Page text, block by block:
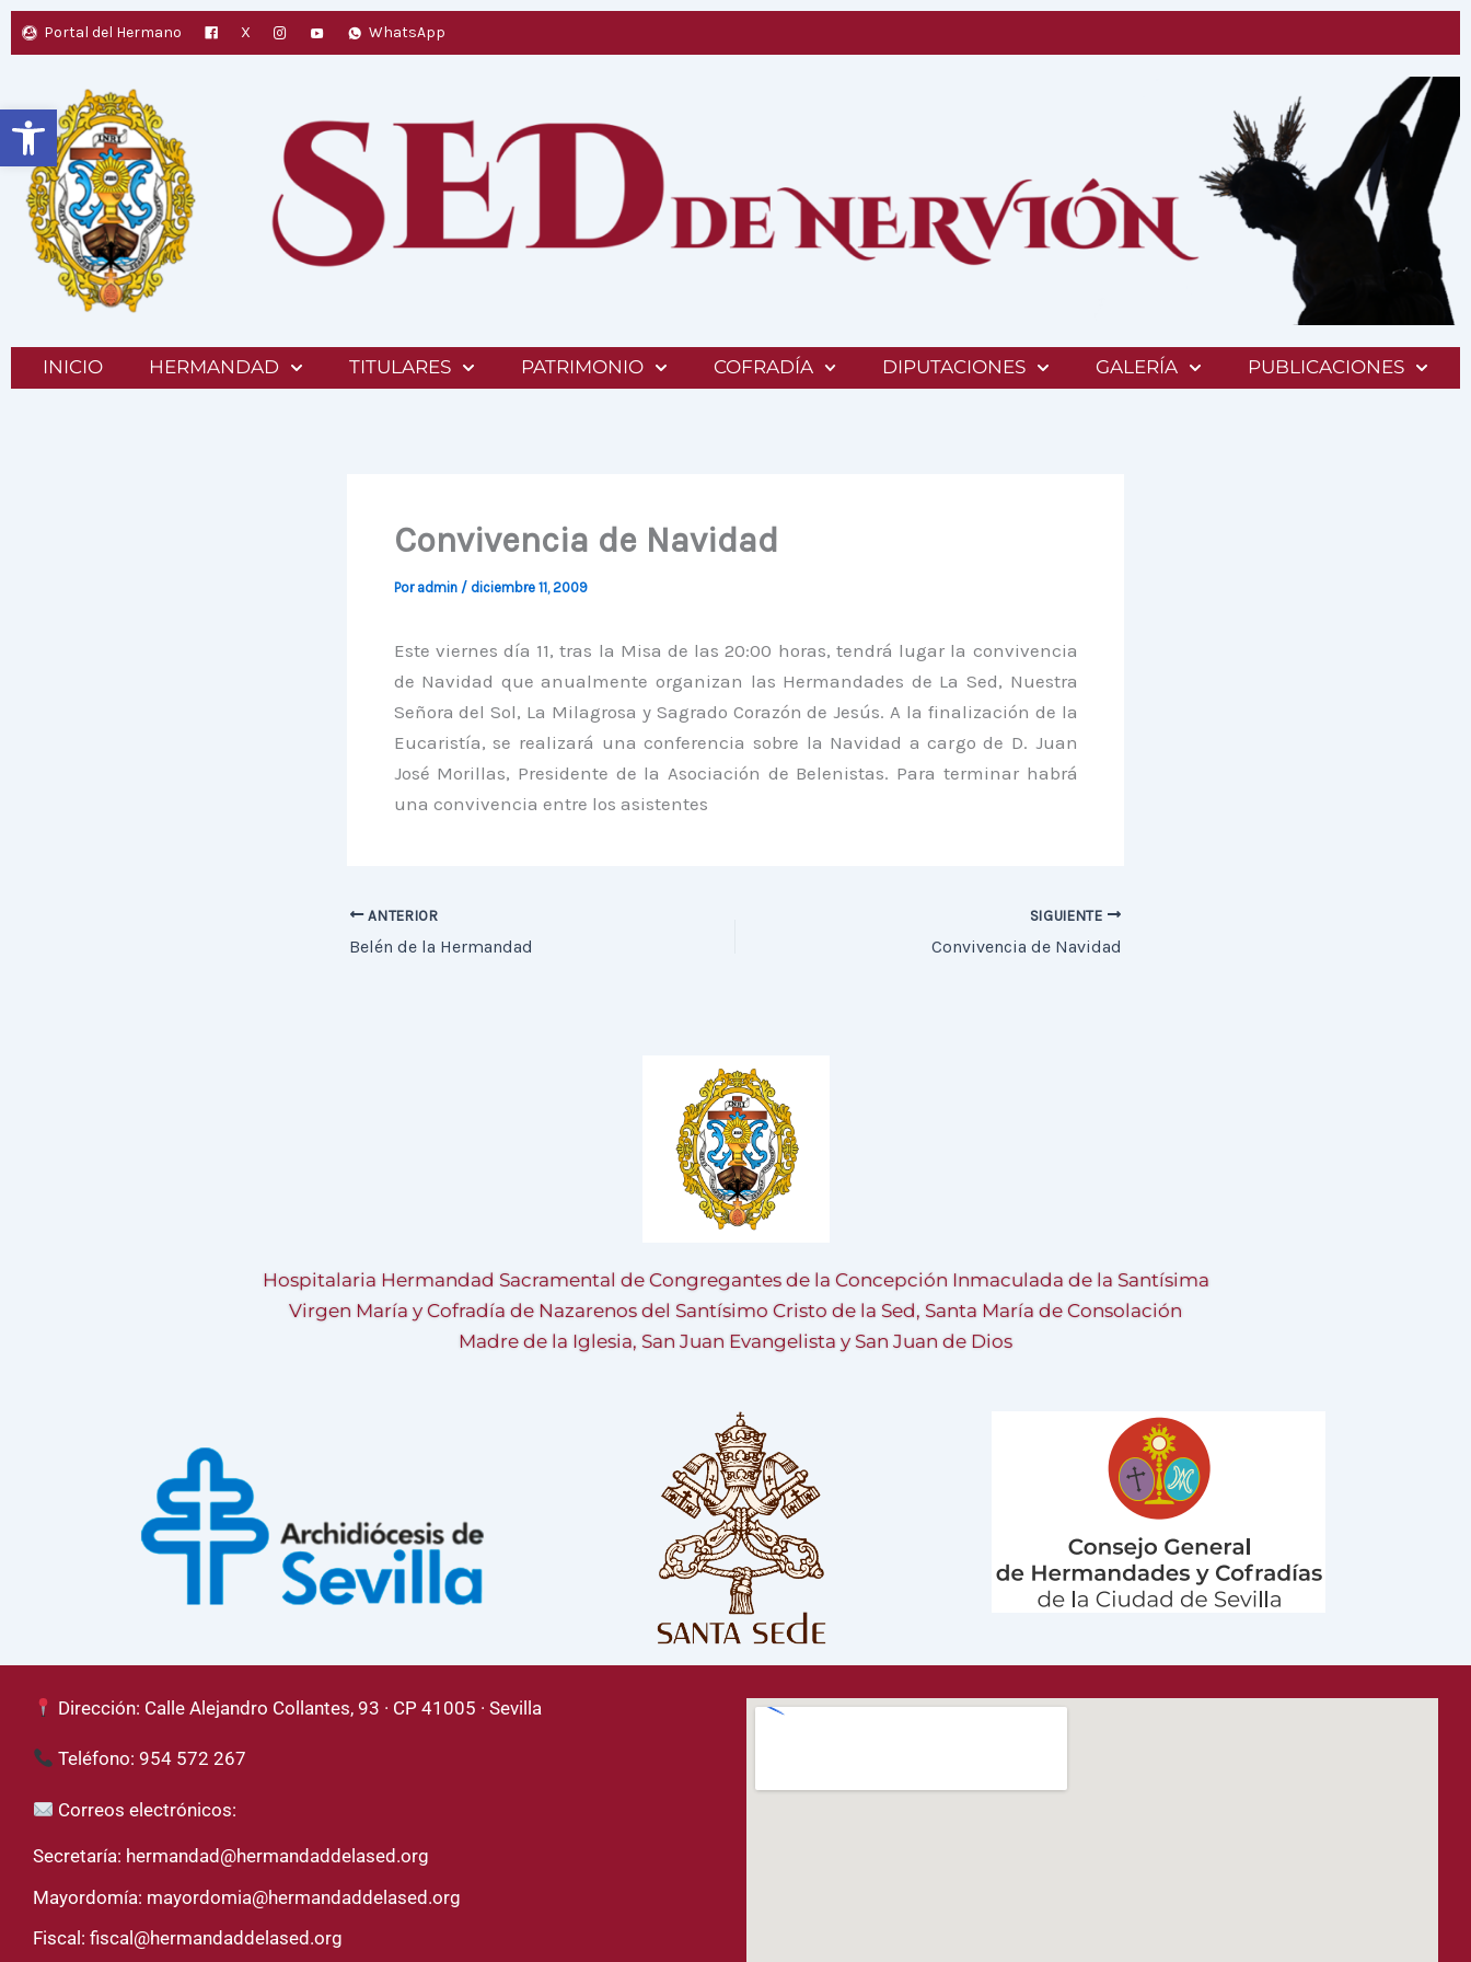
Abrir barra de herramientas
Portal del Hermano X WhatsApp
INICIO HERMANDAD TITULARES PATRIMONIO COFRADÍA DIPUTACIONES GALERÍA PUBLICACIONES
Convivencia de Navidad
Por admin / diciembre 11, 2009
Este viernes día 11, tras la Misa de las 20:00 horas, tendrá lugar la convivencia
de Navidad que anualmente organizan las Hermandades de La Sed, Nuestra
Señora del Sol, La Milagrosa y Sagrado Corazón de Jesús. A la finalización de la
Eucaristía, se realizará una conferencia sobre la Navidad a cargo de D. Juan
José Morillas, Presidente de la Asociación de Belenistas. Para terminar habrá
una convivencia entre los asistentes
ANTERIOR
Belén de la Hermandad
SIGUIENTE
Convivencia de Navidad
Hospitalaria Hermandad Sacramental de Congregantes de la Concepción Inmaculada de la Santísima
Virgen María y Cofradía de Nazarenos del Santísimo Cristo de la Sed, Santa María de Consolación
Madre de la Iglesia, San Juan Evangelista y San Juan de Dios
Dirección: Calle Alejandro Collantes, 93 · CP 41005 · Sevilla
Teléfono: 954 572 267
Correos electrónicos:
Secretaría: hermandad@hermandaddelased.org
Mayordomía: mayordomia@hermandaddelased.org
Fiscal: fiscal@hermandaddelased.org